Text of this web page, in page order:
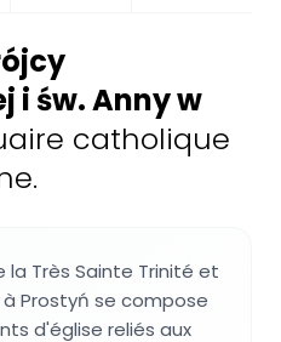
i św. Anny w
catholique
la Très Sainte Trinité et
Prostyń se compose
d'église reliés aux